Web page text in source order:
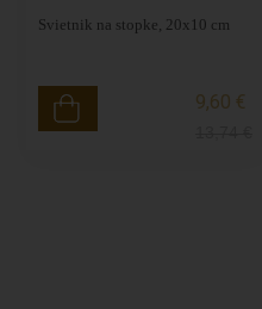
Svietnik na stopke, 20x10 cm
9,60 €